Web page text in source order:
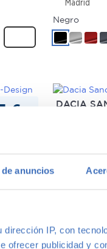
anuncios
IP, con
ofrecer publicidad y
Madrid
Negro
€
DACIA